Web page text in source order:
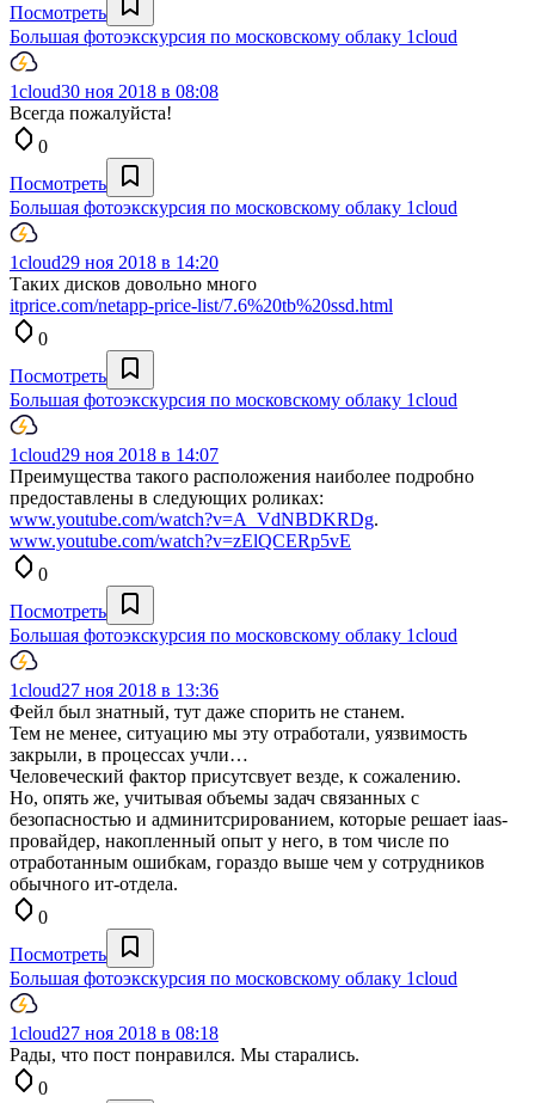
Посмотреть
Большая фотоэкскурсия по московскому облаку 1cloud
1cloud30 ноя 2018 в 08:08
Всегда пожалуйста!
0
Посмотреть
Большая фотоэкскурсия по московскому облаку 1cloud
1cloud29 ноя 2018 в 14:20
Таких дисков довольно много
itprice.com/netapp-price-list/7.6%20tb%20ssd.html
0
Посмотреть
Большая фотоэкскурсия по московскому облаку 1cloud
1cloud29 ноя 2018 в 14:07
Преимущества такого расположения наиболее подробно
предоставлены в следующих роликах:
www.youtube.com/watch?v=A_VdNBDKRDg.
www.youtube.com/watch?v=zElQCERp5vE
0
Посмотреть
Большая фотоэкскурсия по московскому облаку 1cloud
1cloud27 ноя 2018 в 13:36
Фейл был знатный, тут даже спорить не станем.
Тем не менее, ситуацию мы эту отработали, уязвимость
закрыли, в процессах учли…
Человеческий фактор присутсвует везде, к сожалению.
Но, опять же, учитывая объемы задач связанных с
безопасностью и админитсрированием, которые решает iaas-
провайдер, накопленный опыт у него, в том числе по
отработанным ошибкам, гораздо выше чем у сотрудников
обычного ит-отдела.
0
Посмотреть
Большая фотоэкскурсия по московскому облаку 1cloud
1cloud27 ноя 2018 в 08:18
Рады, что пост понравился. Мы старались.
0